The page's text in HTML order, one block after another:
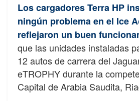
Los cargadores Terra HP
ningún problema en el Ice
reflejaron un buen
que las unidades instaladas
12 autos de carrera del
eTROPHY durante la
Capital de Arabia Saudita,